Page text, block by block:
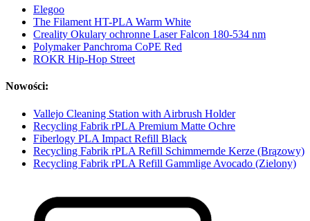
Elegoo
The Filament HT-PLA Warm White
Creality Okulary ochronne Laser Falcon 180-534 nm
Polymaker Panchroma CoPE Red
ROKR Hip-Hop Street
Nowości:
Vallejo Cleaning Station with Airbrush Holder
Recycling Fabrik rPLA Premium Matte Ochre
Fiberlogy PLA Impact Refill Black
Recycling Fabrik rPLA Refill Schimmernde Kerze (Brązowy)
Recycling Fabrik rPLA Refill Gammlige Avocado (Zielony)